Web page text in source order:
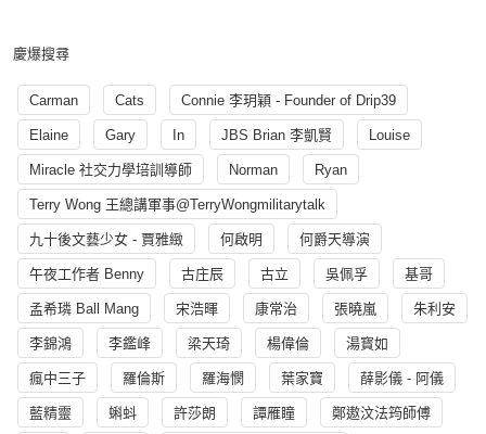
慶爆搜尋
Carman Cats Connie 李玥穎 - Founder of Drip39
Elaine Gary In JBS Brian 李凱賢 Louise
Miracle 社交力學培訓導師 Norman Ryan
Terry Wong 王總講軍事@TerryWongmilitarytalk
九十後文藝少女 - 賈雅緻 何啟明 何爵天導演
午夜工作者 Benny 古庄辰 古立 吳佩孚 基哥
孟希璘 Ball Mang 宋浩暉 康常治 張曉嵐 朱利安
李錦鴻 李鑑峰 梁天琦 楊偉倫 湯寳如
瘋中三子 羅倫斯 羅海憫 葉家寶 薛影儀 - 阿儀
藍精靈 蝌蚪 許莎朗 譚雁瞳 鄭遨汶法筠師傅